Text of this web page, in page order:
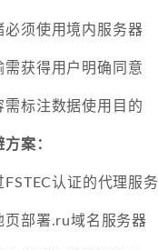
必须使用境内服务器
需获得用户明确同意
需标注数据使用目的
案：
FSTEC认证的代理服务
页部署.ru域名服务器